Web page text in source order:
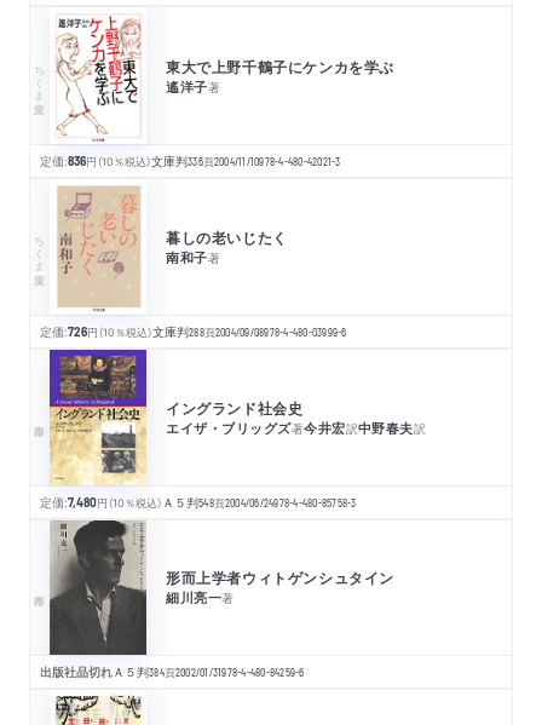
ちくま文庫 東大で上野千鶴子にケンカを学ぶ
遙洋子著
定価:836円 （10％税込）文庫判336頁2004/11/10978-4-480-42021-3
ちくま文庫 暮しの老いじたく
南和子著
定価:726円 （10％税込）文庫判288頁2004/09/08978-4-480-03999-6
イングランド社会史
エイザ・ブリッグズ著今井宏訳中野春夫訳
定価:7,480円 （10％税込） Ａ５判548頁2004/06/24978-4-480-85758-3
形而上学者ウィトゲンシュタイン
細川亮一著
出版社品切れＡ５判384頁2002/01/31978-4-480-84259-6